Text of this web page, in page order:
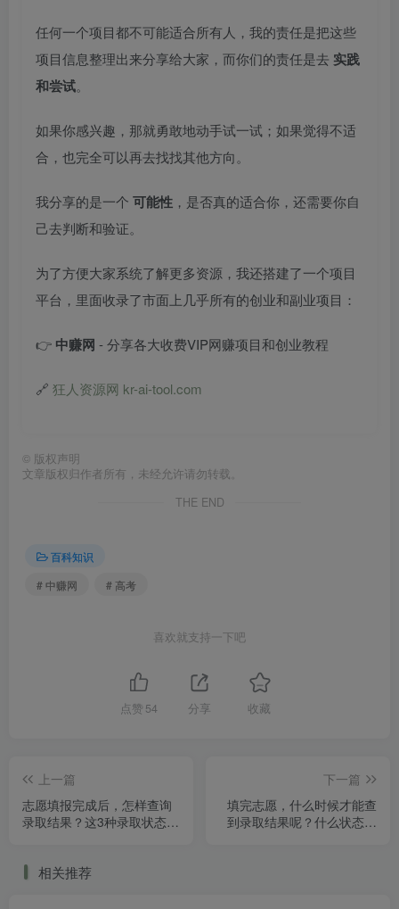
任何一个项目都不可能适合所有人，我的责任是把这些
项目信息整理出来分享给大家，而你们的责任是去 实践
和尝试。
如果你感兴趣，那就勇敢地动手试一试；如果觉得不适
合，也完全可以再去找找其他方向。
我分享的是一个 可能性 ，是否真的适合你，还需要你自
己去判断和验证。
为了方便大家系统了解更多资源，我还搭建了一个项目
平台，里面收录了市面上几乎所有的创业和副业项目：
👉 中赚网 - 分享各大收费VIP网赚项目和创业教程
🔗 狂人资源网 kr-ai-tool.com
© 版权声明
文章版权归作者所有，未经允许请勿转载。
THE END
百科知识
# 中赚网
# 高考
喜欢就支持一下吧
点赞 54 分享 收藏
上一篇
志愿填报完成后，怎样查询
录取结果？这3种录取状态要
下一篇
填完志愿，什么时候才能查
到录取结果呢？什么状态说
相关推荐